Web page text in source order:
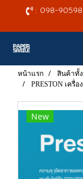
: 098-
หน้าแรก สินค้าทั้
PRESTON เครื่
New